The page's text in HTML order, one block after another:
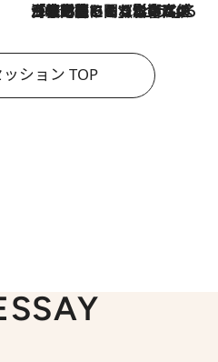
2026.8.3
「住宅建てられない…」「サーチャージ料の高値が続いている」ホルムズ海峡封鎖による影響はいつまで続く？《エネルギー専門家に聞く“どうなる日本の暮らし”》
ション TOP